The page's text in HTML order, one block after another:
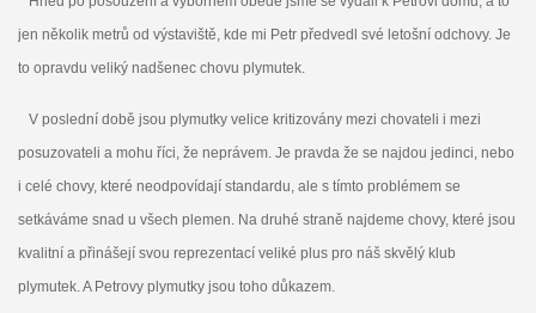
jen několik metrů od výstaviště, kde mi Petr předvedl své letošní odchovy. Je
to opravdu veliký nadšenec chovu plymutek.
V poslední době jsou plymutky velice kritizovány mezi chovateli i mezi
posuzovateli a mohu říci, že neprávem. Je pravda že se najdou jedinci, nebo
i celé chovy, které neodpovídají standardu, ale s tímto problémem se
setkáváme snad u všech plemen. Na druhé straně najdeme chovy, které jsou
kvalitní a přinášejí svou reprezentací veliké plus pro náš skvělý klub
plymutek. A Petrovy plymutky jsou toho důkazem.